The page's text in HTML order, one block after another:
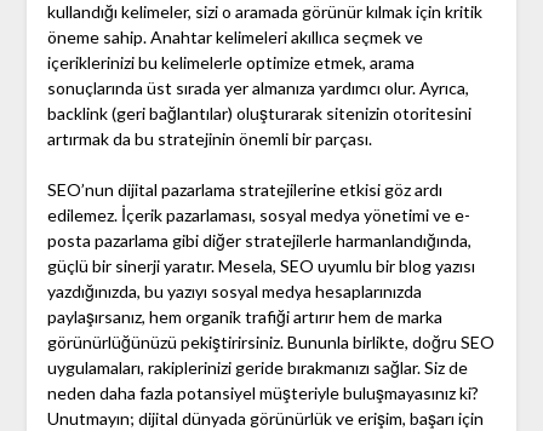
kullandığı kelimeler, sizi o aramada görünür kılmak için kritik
öneme sahip. Anahtar kelimeleri akıllıca seçmek ve
içeriklerinizi bu kelimelerle optimize etmek, arama
sonuçlarında üst sırada yer almanıza yardımcı olur. Ayrıca,
backlink (geri bağlantılar) oluşturarak sitenizin otoritesini
artırmak da bu stratejinin önemli bir parçası.
SEO’nun dijital pazarlama stratejilerine etkisi göz ardı
edilemez. İçerik pazarlaması, sosyal medya yönetimi ve e-
posta pazarlama gibi diğer stratejilerle harmanlandığında,
güçlü bir sinerji yaratır. Mesela, SEO uyumlu bir blog yazısı
yazdığınızda, bu yazıyı sosyal medya hesaplarınızda
paylaşırsanız, hem organik trafiği artırır hem de marka
görünürlüğünüzü pekiştirirsiniz. Bununla birlikte, doğru SEO
uygulamaları, rakiplerinizi geride bırakmanızı sağlar. Siz de
neden daha fazla potansiyel müşteriyle buluşmayasınız ki?
Unutmayın; dijital dünyada görünürlük ve erişim, başarı için